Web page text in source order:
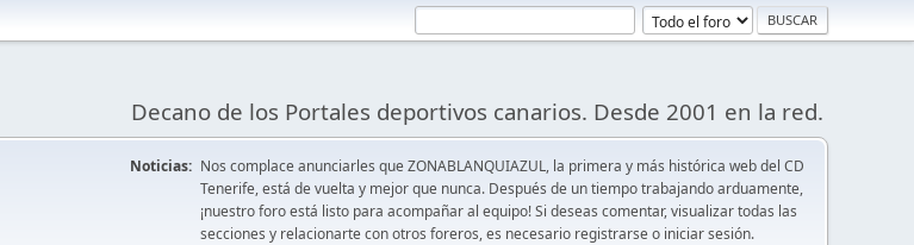
Decano de los Portales deportivos canarios. Desde 2001 en la red.
Noticias: Nos complace anunciarles que ZONABLANQUIAZUL, la primera y más histórica web del CD
Tenerife, está de vuelta y mejor que nunca. Después de un tiempo trabajando arduamente,
¡nuestro foro está listo para acompañar al equipo! Si deseas comentar, visualizar todas las
secciones y relacionarte con otros foreros, es necesario registrarse o iniciar sesión.